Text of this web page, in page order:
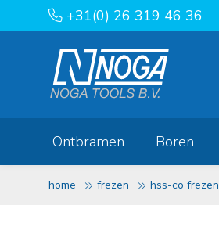
+31(0) 26 319 46 36
Ontbramen Boren
home frezen hss-co frezen